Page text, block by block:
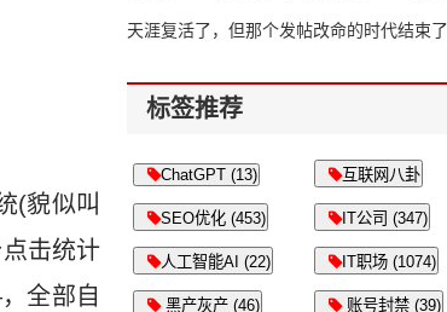
(貌似叫
击统计
全部自
天涯复活了，但那个发帖改命的时代结束了
标签推荐
ChatGPT (13) 互联网八卦
SEO优化 (453) IT公司 (347)
人工智能AI (22) IT职场 (1074)
黑产灰产 (46) 账号封禁 (39)